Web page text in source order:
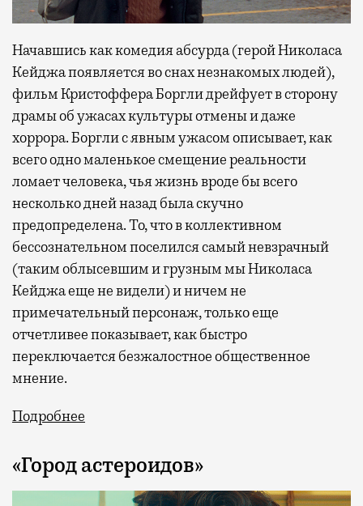
Начавшись как комедия абсурда (герой Николаса
Кейджа появляется во снах незнакомых людей),
фильм Кристоффера Боргли дрейфует в сторону
драмы об ужасах культуры отмены и даже
хоррора. Боргли с явным ужасом описывает, как
всего одно маленькое смещение реальности
ломает человека, чья жизнь вроде бы всего
несколько дней назад была скучно
предопределена. То, что в коллективном
бессознательном поселился самый невзрачный
(таким облысевшим и грузным мы Николаса
Кейджа еще не видели) и ничем не
примечательный персонаж, только еще
отчетливее показывает, как быстро
переключается безжалостное общественное
мнение.
Подробнее
«Город астероидов»